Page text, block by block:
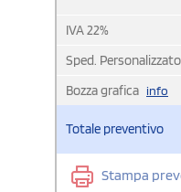
IVA22%
Sped. Personalizzato
Bozza grafica info
Totale preventivo
Stampa